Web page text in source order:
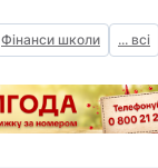
Фінанси школи ... всі